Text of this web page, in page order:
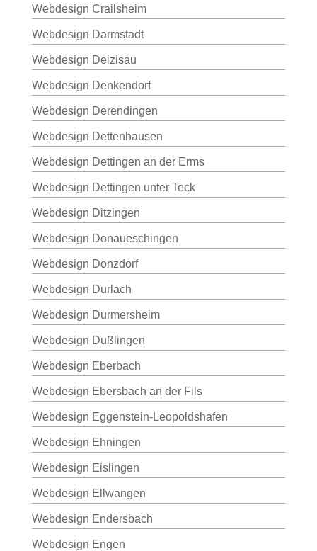
Webdesign Crailsheim
Webdesign Darmstadt
Webdesign Deizisau
Webdesign Denkendorf
Webdesign Derendingen
Webdesign Dettenhausen
Webdesign Dettingen an der Erms
Webdesign Dettingen unter Teck
Webdesign Ditzingen
Webdesign Donaueschingen
Webdesign Donzdorf
Webdesign Durlach
Webdesign Durmersheim
Webdesign Dußlingen
Webdesign Eberbach
Webdesign Ebersbach an der Fils
Webdesign Eggenstein-Leopoldshafen
Webdesign Ehningen
Webdesign Eislingen
Webdesign Ellwangen
Webdesign Endersbach
Webdesign Engen